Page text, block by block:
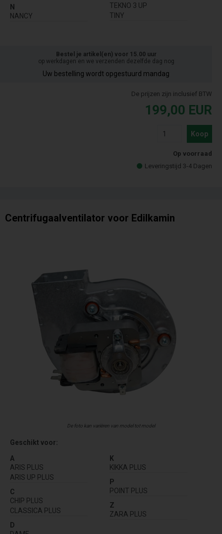
N
NANCY
TEKNO 3 UP
TINY
Bestel je artikel(en) voor 15.00 uur
op werkdagen en we verzenden dezelfde dag nog
Uw bestelling wordt opgestuurd mandag
De prijzen zijn inclusief BTW
199,00 EUR
Koop
Op voorraad
Leveringstijd 3-4 Dagen
Centrifugaalventilator voor Edilkamin
De foto kan variëren van model tot model
Geschikt voor:
A
ARIS PLUS
ARIS UP PLUS
C
CHIP PLUS
CLASSICA PLUS
D
K
KIKKA PLUS
P
POINT PLUS
Z
ZARA PLUS